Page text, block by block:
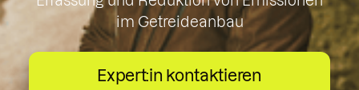
im Getreideanbau
Expert:in kontaktieren